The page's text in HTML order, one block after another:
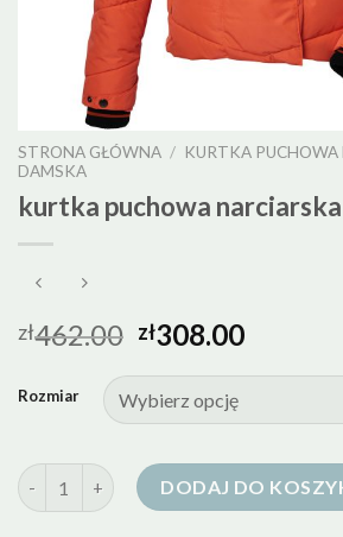
STRONA GŁÓWNA / KURTKA PUCHOWA
DAMSKA
kurtka puchowa
zł462.00 zł308.00
Rozmiar
ilość kurtka puchowa narciarska damska
DODAJ DO